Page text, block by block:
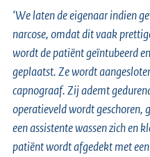
‘We laten de eigenaar indien
narcose, omdat dit vaak
wordt de patiënt geïntubeerd
geplaatst. Ze wordt
capnograaf. Zij ademt
operatieveld wordt geschoren,
een assistente wassen zich en
patiënt wordt afgedekt met